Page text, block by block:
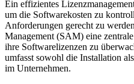
Ein effizientes
um die Softwarekosten zu
Anforderungen gerecht zu
Management (SAM) eine
ihre Softwarelizenzen zu
umfasst sowohl die Installation
im Unternehmen.